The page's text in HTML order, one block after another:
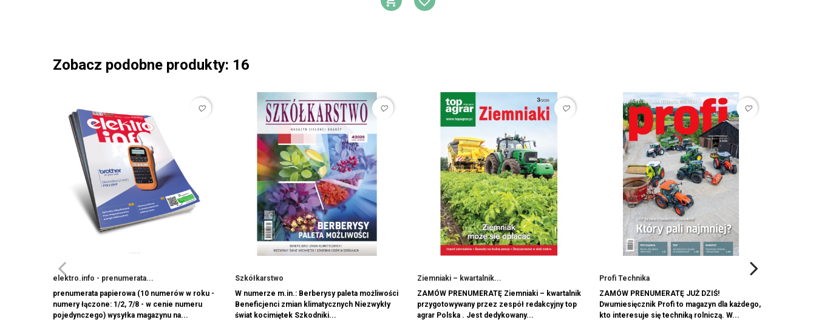
DODAJ DO KOSZYKA
DODAJ DO LISTY ŻYCZEŃ
Zobacz podobne produkty: 16
favorite_border
elektro.info - prenumerata...
prenumerata papierowa (10 numerów w roku -
numery łączone: 1/2, 7/8 - w cenie numeru
pojedynczego) wysyłka magazynu na...
favorite_border
Szkółkarstwo
W numerze m.in.: Berberysy paleta możliwości
Beneficjenci zmian klimatycznych Niezwykły
świat kocimiętek Szkodniki...
favorite_border
Ziemniaki – kwartalnik...
ZAMÓW PRENUMERATĘ Ziemniaki – kwartalnik
przygotowywany przez zespół redakcyjny top
agrar Polska . Jest dedykowany...
favorite_border
Profi Technika
ZAMÓW PRENUMERATĘ JUŻ DZIŚ!
Dwumiesięcznik Profi to magazyn dla każdego,
kto interesuje się techniką rolniczą. W...